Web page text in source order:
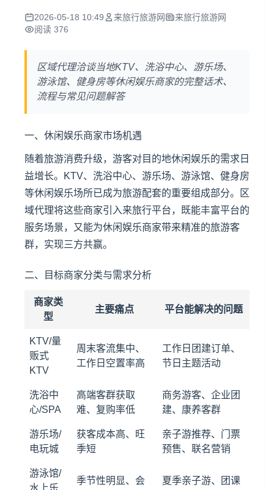
2026-05-18 10:49 来旅行旅游网
来旅行旅游网
阅读 376
区域代理洽谈当地KTV、洗浴中心、游乐场、
游泳馆、健身房等休闲娱乐商家的完整话术、
流程与常见问题解答
一、休闲娱乐商家市场机遇
随着旅游消费升级，游客对目的地休闲娱乐的需求日
益增长。KTV、洗浴中心、游乐场、游泳馆、健身房
等休闲娱乐场所已成为旅游配套的重要组成部分。区
域代理将这些商家引入来旅行平台，既能丰富平台的
服务场景，又能为休闲娱乐商家带来精准的旅游客
群，实现三方共赢。
二、目标商家分类与需求分析
商家类
型
主要痛点 平台能解决的问题
KTV/量
贩式
KTV
周末客流集中、
工作日空置率高
工作日团建订单、
节日主题活动
洗浴中
心/SPA
高端客群获取
难、复购率低
商务游客、企业团
建、康养客群
游乐场/
电玩城
获客成本高、旺
季短
亲子游推荐、门票
预售、联名营销
游泳馆/
水上乐
季节性明显、会
夏季亲子游、团课